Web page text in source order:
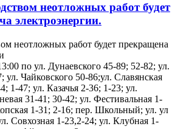
неотложных работ будет
электроэнергии.
неотложных работ будет прекращена
по ул. Дунаевского 45-89; 52-82; ул.
ул. Чайковского 50-86;ул. Славянская
1-47; ул. Казачья 2-36; 1-23; ул.
31-41; 30-42; ул. Фестивальная 1-
1-31; 2-16; пер. Школьный; ул. ул
Совхозная 1-23,2-24; ул. Клубная 1-